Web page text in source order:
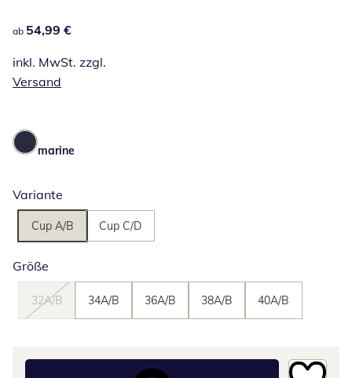
54,99 €
ab 54,99 €
inkl. MwSt. zzgl.
Versand
marine
Variante
Cup A/B Cup C/D
Größe
32A/B 34A/B 36A/B 38A/B 40A/B